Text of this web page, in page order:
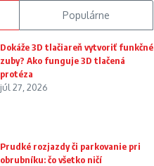
Populárne
Dokáže 3D tlačiareň vytvoriť funkčné
zuby? Ako funguje 3D tlačená
protéza
júl 27, 2026
Prudké rozjazdy či parkovanie pri
obrubníku: čo všetko ničí